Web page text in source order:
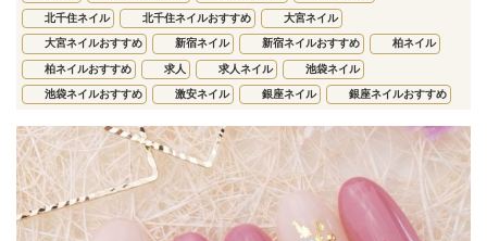
北千住ネイル 北千住ネイルおすすめ 大宮ネイル
大宮ネイルおすすめ 新宿ネイル 新宿ネイルおすすめ 柏ネイル
柏ネイルおすすめ 求人 求人ネイル 池袋ネイル
池袋ネイルおすすめ 激安ネイル 銀座ネイル 銀座ネイルおすすめ